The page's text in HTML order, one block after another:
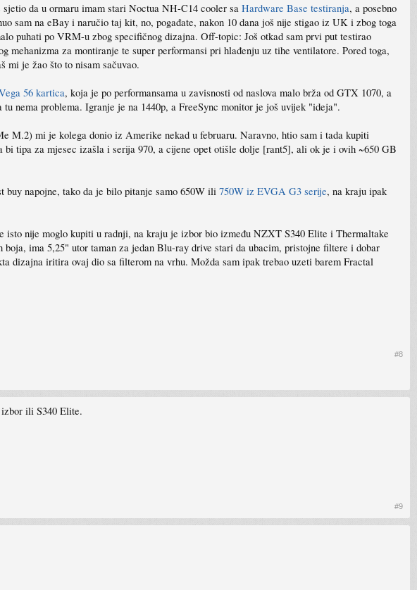
da u ormaru imam stari Noctua NH-C14 cooler sa Hardware Base testiranja, a posebno
sam na eBay i naručio taj kit, no, pogađate, nakon 10 dana još nije stigao iz UK i zbog toga
puhati po VRM-u zbog specifičnog dizajna. Off-topic: Još otkad sam prvi put testirao
za montiranje te super performansi pri hlađenju uz tihe ventilatore. Pored toga,
mi je žao što to nisam sačuvao.
56 kartica, koja je po performansama u zavisnosti od naslova malo brža od GTX 1070, a
nema problema. Igranje je na 1440p, a FreeSync monitor je još uvijek "ideja".
M.2) mi je kolega donio iz Amerike nekad u februaru. Naravno, htio sam i tada kupiti
tipa za mjesec izašla i serija 970, a cijene opet otišle dolje [rant5], ali ok je i ovih ~650 GB
buy napojne, tako da je bilo pitanje samo 650W ili 750W iz EVGA G3 serije, na kraju ipak
nije moglo kupiti u radnji, na kraju je izbor bio između NZXT S340 Elite i Thermaltake
ima 5,25" utor taman za jedan Blu-ray drive stari da ubacim, pristojne filtere i dobar
dizajna iritira ovaj dio sa filterom na vrhu. Možda sam ipak trebao uzeti barem Fractal
#8
ili S340 Elite.
#9